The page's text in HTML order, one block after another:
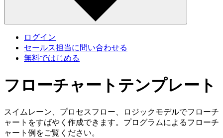
ログイン
セールス担当に問い合わせる
無料ではじめる
フローチャートテンプレート
スイムレーン、プロセスフロー、ロジックモデルでフローチ
ャートをすばやく作成できます。プログラムによるフローチ
ャート例をご覧ください。